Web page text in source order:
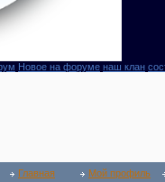
Новое на форуме наш клан
Главная Мой профиль